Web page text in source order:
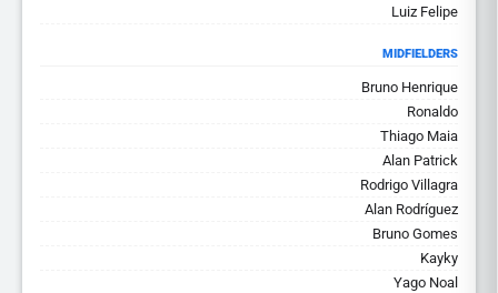
Luiz Felipe
MIDFIELDERS
Bruno Henrique
Ronaldo
Thiago Maia
Alan Patrick
Rodrigo Villagra
Alan Rodríguez
Bruno Gomes
Kayky
Yago Noal